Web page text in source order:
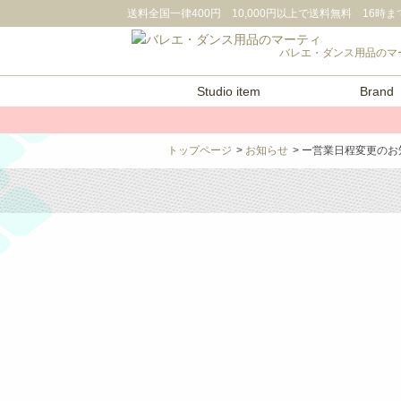
送料全国一律400円 10,000円以上で送料無料 16時ま
バレエ・ダンス用品のマ
Studio item Brand
トップページ > お知らせ > ー営業日程変更のお